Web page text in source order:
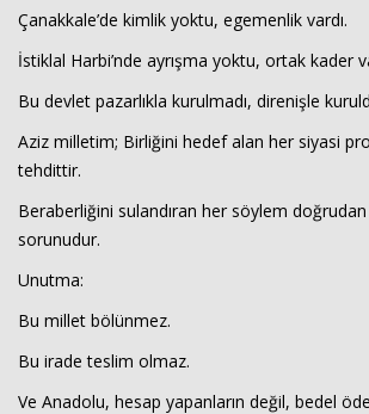
Çanakkale’de kimlik yoktu, egemenlik vardı.
İstiklal Harbi’nde ayrışma yoktu, ortak kader
Bu devlet pazarlıkla kurulmadı, direnişle
Aziz milletim; Birliğini hedef alan her siyasi
tehdittir.
Beraberliğini sulandıran her söylem
sorunudur.
Unutma:
Bu millet bölünmez.
Bu irade teslim olmaz.
Ve Anadolu, hesap yapanların değil, bedel